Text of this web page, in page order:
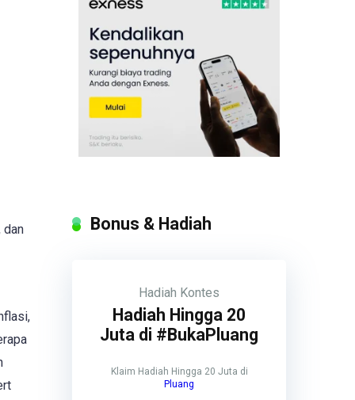
dan
Bonus & Hadiah
Hadiah Kontes
Hadiah Hingga 20
Juta di #BukaPluang
Klaim Hadiah Hingga 20 Juta di
Pluang